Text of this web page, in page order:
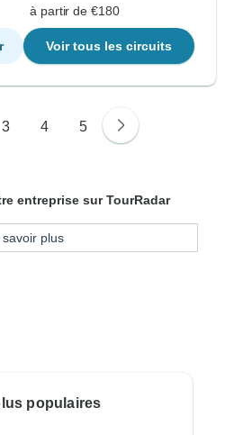
à partir de €180
Voir tous les circuits
3 4 5
entreprise sur TourRadar
savoir plus
populaires